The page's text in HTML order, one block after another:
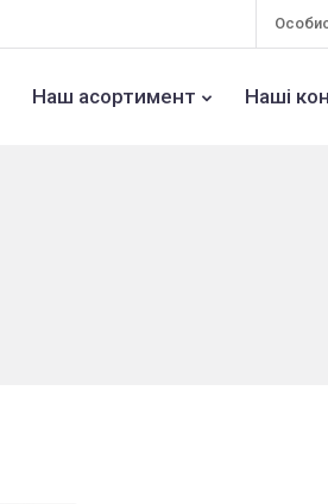
Наш асортимент Наші